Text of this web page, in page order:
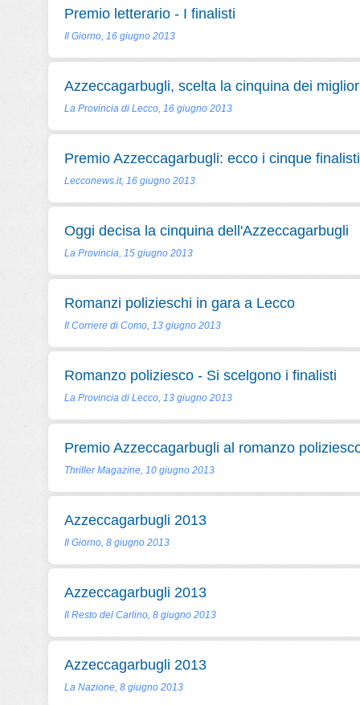
Premio letterario - I finalisti
Il Giorno, 16 giugno 2013
Azzeccagarbugli, scelta la cinquina dei
La Provincia di Lecco, 16 giugno 2013
Premio Azzeccagarbugli: ecco i cinque finalisti
Lecconews.it, 16 giugno 2013
Oggi decisa la cinquina dell'Azzeccagarbugli
La Provincia, 15 giugno 2013
Romanzi polizieschi in gara a Lecco
Il Corriere di Como, 13 giugno 2013
Romanzo poliziesco - Si scelgono i finalisti
La Provincia di Lecco, 13 giugno 2013
Premio Azzeccagarbugli al romanzo
Thriller Magazine, 10 giugno 2013
Azzeccagarbugli 2013
Il Giorno, 8 giugno 2013
Azzeccagarbugli 2013
Il Resto del Carlino, 8 giugno 2013
Azzeccagarbugli 2013
La Nazione, 8 giugno 2013